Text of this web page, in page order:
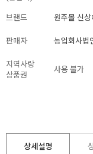
브랜드 원주몰 신상
판매자 농업회사법
지역사랑
상품권
사용 불가
상세설명